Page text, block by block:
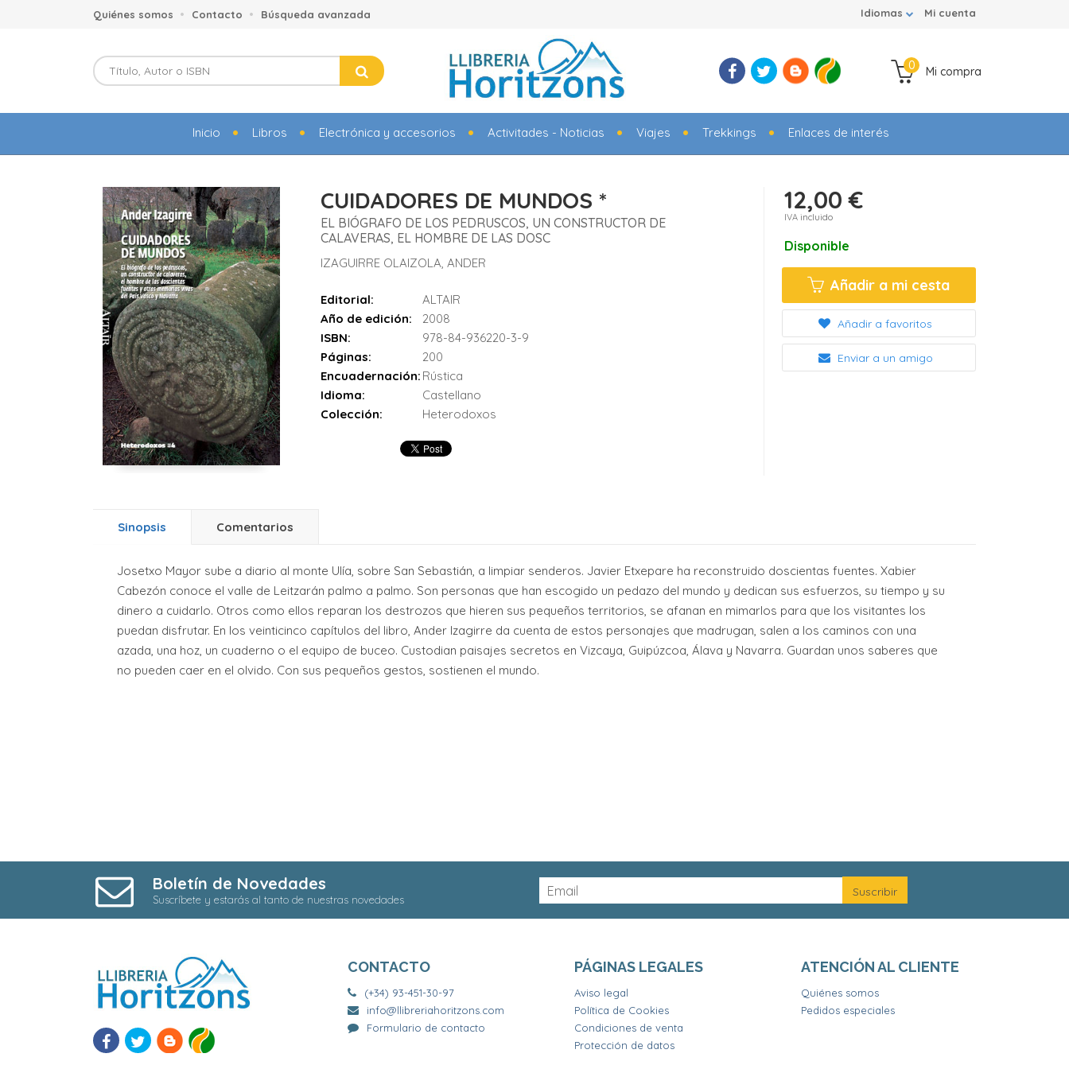
Mi cuenta
Idiomas
Quiénes somos Contacto Búsqueda avanzada
Mi compra
0
Inicio Libros Electrónica y accesorios Activitades - Noticias Viajes Trekkings Enlaces de interés
CUIDADORES DE MUNDOS *
EL BIÓGRAFO DE LOS PEDRUSCOS, UN CONSTRUCTOR DE
CALAVERAS, EL HOMBRE DE LAS DOSC
IZAGUIRRE OLAIZOLA, ANDER
Editorial:
ALTAIR
Año de edición:
2008
ISBN:
978-84-936220-3-9
Páginas:
200
Encuadernación: Rústica
Idioma:
Castellano
Colección:
Heterodoxos
12,00 €
IVA incluido
Disponible
Añadir a mi cesta
Añadir a favoritos
Enviar a un amigo
Sinopsis Comentarios
Josetxo Mayor sube a diario al monte Ulía, sobre San Sebastián, a limpiar senderos. Javier Etxepare ha reconstruido doscientas fuentes. Xabier
Cabezón conoce el valle de Leitzarán palmo a palmo. Son personas que han escogido un pedazo del mundo y dedican sus esfuerzos, su tiempo y su
dinero a cuidarlo. Otros como ellos reparan los destrozos que hieren sus pequeños territorios, se afanan en mimarlos para que los visitantes los
puedan disfrutar. En los veinticinco capítulos del libro, Ander Izagirre da cuenta de estos personajes que madrugan, salen a los caminos con una
azada, una hoz, un cuaderno o el equipo de buceo. Custodian paisajes secretos en Vizcaya, Guipúzcoa, Álava y Navarra. Guardan unos saberes que
no pueden caer en el olvido. Con sus pequeños gestos, sostienen el mundo.
Boletín de Novedades
Suscríbete y estarás al tanto de nuestras novedades
CONTACTO
(+34) 93-451-30-97
info@llibreriahoritzons.com
Formulario de contacto
PÁGINAS LEGALES
Aviso legal
Política de Cookies
Condiciones de venta
Protección de datos
ATENCIÓN AL CLIENTE
Quiénes somos
Pedidos especiales